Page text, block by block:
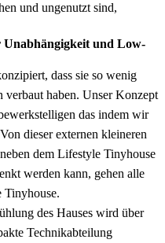
und ungenutzt sind,
Unabhängigkeit und Low-
dass sie so wenig
haben. Unser Konzept
das indem wir
dieser externen kleineren
dem Lifestyle Tinyhouse
werden kann, gehen alle
Tinyhouse.
des Hauses wird über
Technikabteilung